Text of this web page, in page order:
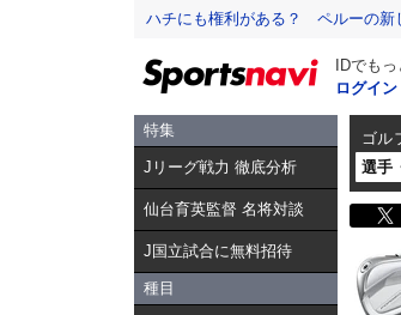
ハチにも権利がある？ ペルーの新
IDでも
ログイン
特集
Jリーグ戦力 徹底分析
仙台育英監督 名将対談
J国立試合に無料招待
種目
ゴル
選手